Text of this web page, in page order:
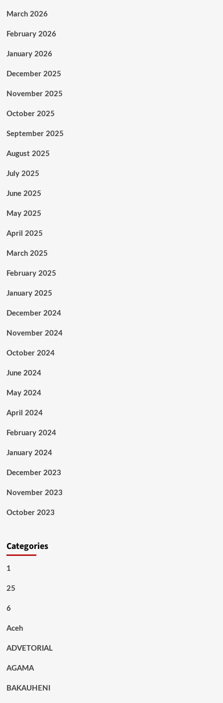
March 2026
February 2026
January 2026
December 2025
November 2025
October 2025
September 2025
August 2025
July 2025
June 2025
May 2025
April 2025
March 2025
February 2025
January 2025
December 2024
November 2024
October 2024
June 2024
May 2024
April 2024
February 2024
January 2024
December 2023
November 2023
October 2023
Categories
1
25
6
Aceh
ADVETORIAL
AGAMA
BAKAUHENI